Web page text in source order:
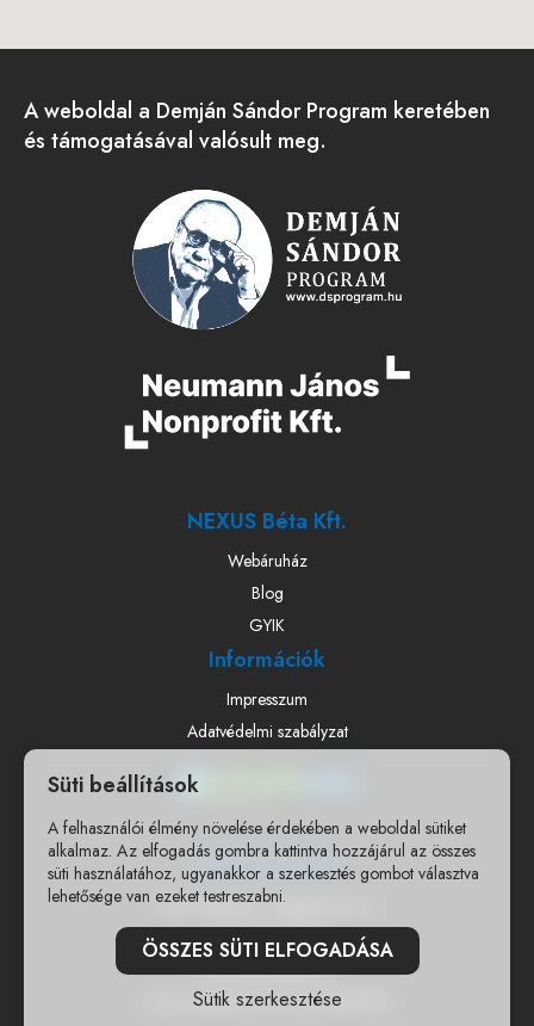
A weboldal a Demján Sándor Program keretében
és támogatásával valósult meg.
NEXUS Béta Kft.
Webáruház
Blog
GYIK
Információk
Impresszum
Adatvédelmi szabályzat
Elérhetőségek
7400 Kaposvár, Nagygát utca 6.
+36303671500
info@woodyjatek.hu
CSAK WEBSHOPOS ÉRTÉKESÍTÉS
Süti beállítások
A felhasználói élmény növelése érdekében a weboldal sütiket
alkalmaz. Az elfogadás gombra kattintva hozzájárul az összes
süti használatához, ugyanakkor a szerkesztés gombot választva
lehetősége van ezeket testreszabni.
ÖSSZES SÜTI ELFOGADÁSA
Sütik szerkesztése